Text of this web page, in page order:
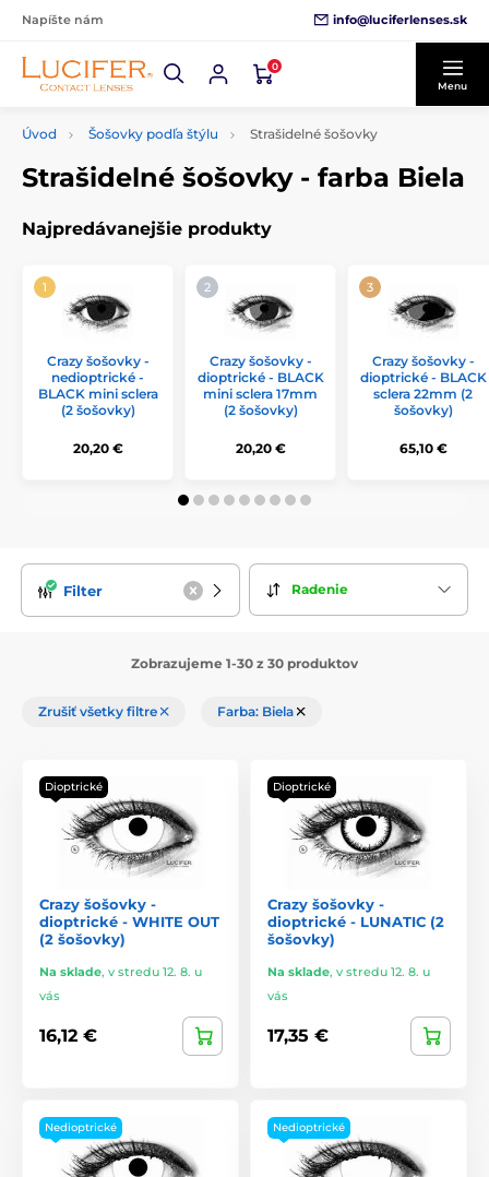
Napíšte nám info@luciferlenses.sk
0
Menu
Úvod Šošovky podľa štýlu Strašidelné šošovky
Strašidelné šošovky - farba Biela
Najpredávanejšie produkty
Crazy šošovky -
nedioptrické -
BLACK mini sclera
(2 šošovky)
20,20 €
Crazy šošovky -
dioptrické - BLACK
mini sclera 17mm
(2 šošovky)
20,20 €
Crazy šošovky -
dioptrické - BLACK
sclera 22mm (2
šošovky)
65,10 €
Filter Radenie
Zobrazujeme 1-30 z 30 produktov
Zrušiť všetky filtre Farba: Biela
Dioptrické
Crazy šošovky -
dioptrické - WHITE OUT
(2 šošovky)
Na sklade, v stredu 12. 8. u
vás
16,12 €
Dioptrické
Crazy šošovky -
dioptrické - LUNATIC (2
šošovky)
Na sklade, v stredu 12. 8. u
vás
17,35 €
Nedioptrické Nedioptrické